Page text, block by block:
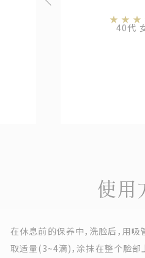
★ ★ ★
40代
使用
在休息前的保养中，洗脸后，用
取适量(3~4滴)，涂抹在整个脸部